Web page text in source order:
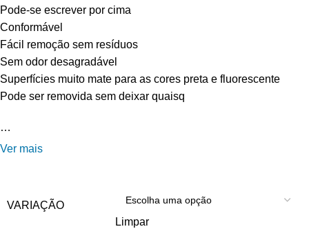
Pode-se escrever por cima
Conformável
Fácil remoção sem resíduos
Sem odor desagradável
Superfícies muito mate para as cores preta e fluorescente
Pode ser removida sem deixar quaisq
…
Ver mais
VARIAÇÃO
Limpar